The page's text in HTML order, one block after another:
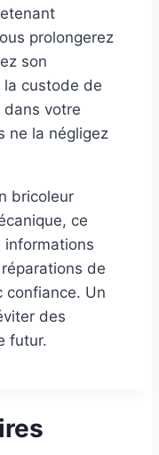
prolongerez
son
la custode de
votre
ne la négligez
bricoleur
ce
informations
de
confiance. Un
des
futur.